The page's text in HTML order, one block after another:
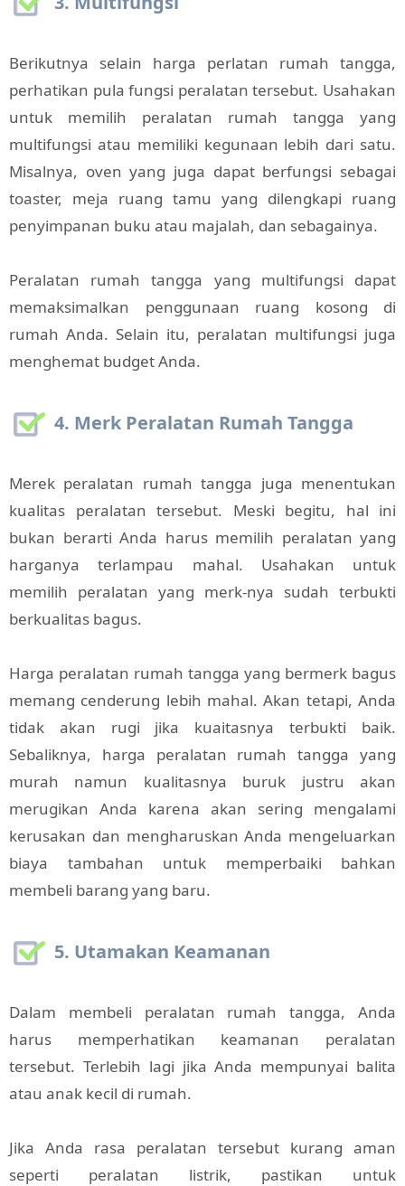
Berikutnya selain harga perlatan rumah tangga,
perhatikan pula fungsi peralatan tersebut. Usahakan
untuk memilih peralatan rumah tangga yang
multifungsi atau memiliki kegunaan lebih dari satu.
Misalnya, oven yang juga dapat berfungsi sebagai
toaster, meja ruang tamu yang dilengkapi ruang
penyimpanan buku atau majalah, dan sebagainya.
Peralatan rumah tangga yang multifungsi dapat
memaksimalkan penggunaan ruang kosong di
rumah Anda. Selain itu, peralatan multifungsi juga
menghemat budget Anda.
4. Merk Peralatan Rumah Tangga
Merek peralatan rumah tangga juga menentukan
kualitas peralatan tersebut. Meski begitu, hal ini
bukan berarti Anda harus memilih peralatan yang
harganya terlampau mahal. Usahakan untuk
memilih peralatan yang merk-nya sudah terbukti
berkualitas bagus.
Harga peralatan rumah tangga yang bermerk bagus
memang cenderung lebih mahal. Akan tetapi, Anda
tidak akan rugi jika kuaitasnya terbukti baik.
Sebaliknya, harga peralatan rumah tangga yang
murah namun kualitasnya buruk justru akan
merugikan Anda karena akan sering mengalami
kerusakan dan mengharuskan Anda mengeluarkan
biaya tambahan untuk memperbaiki bahkan
membeli barang yang baru.
5. Utamakan Keamanan
Dalam membeli peralatan rumah tangga, Anda
harus memperhatikan keamanan peralatan
tersebut. Terlebih lagi jika Anda mempunyai balita
atau anak kecil di rumah.
Jika Anda rasa peralatan tersebut kurang aman
seperti peralatan listrik, pastikan untuk